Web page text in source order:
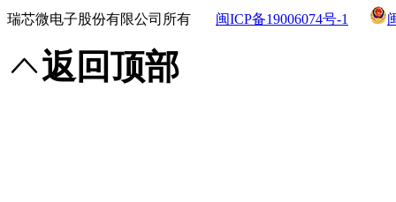
瑞芯微电子股份有限公司所有 闽ICP备19006074号-1
返回顶部